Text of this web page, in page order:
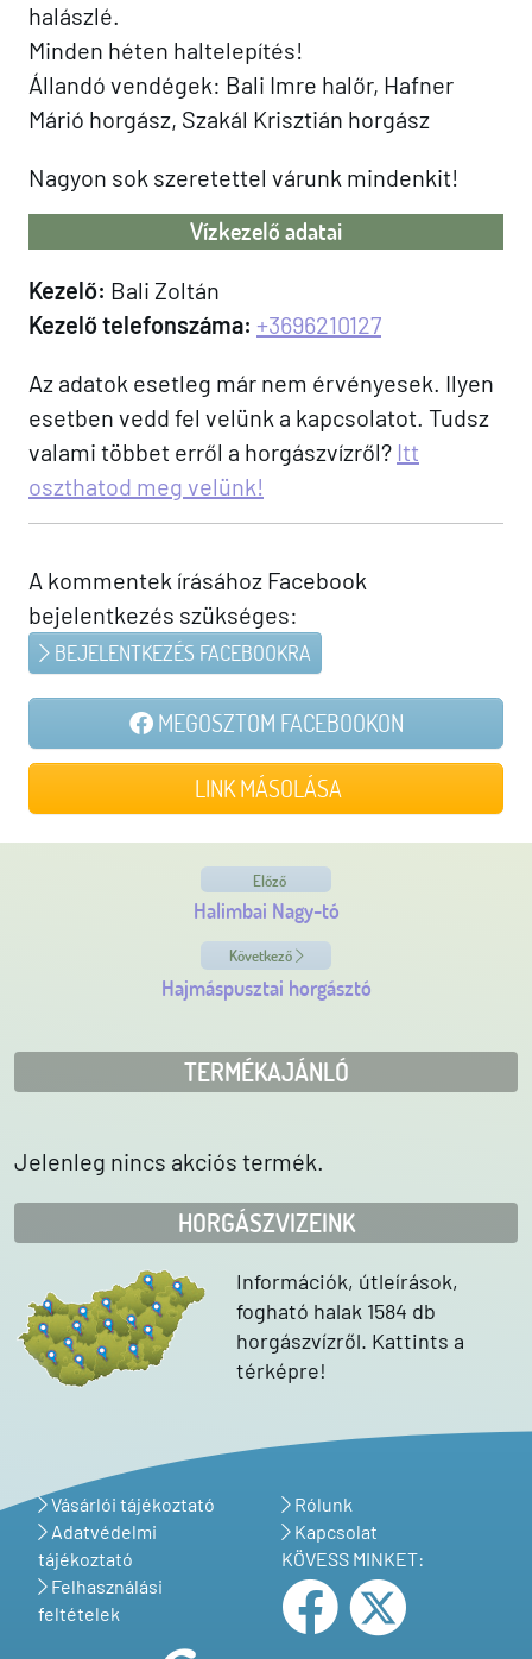
halászlé.
Minden héten haltelepítés!
Állandó vendégek: Bali Imre halőr, Hafner
Márió horgász, Szakál Krisztián horgász
Nagyon sok szeretettel várunk mindenkit!
Vízkezelő adatai
Kezelő: Bali Zoltán
Kezelő telefonszáma: +3696210127
Az adatok esetleg már nem érvényesek. Ilyen
esetben vedd fel velünk a kapcsolatot. Tudsz
valami többet erről a horgászvízről? Itt
oszthatod meg velünk!
A kommentek írásához Facebook
bejelentkezés szükséges:
BEJELENTKEZÉS FACEBOOKRA
MEGOSZTOM FACEBOOKON
LINK MÁSOLÁSA
Előző
Halimbai Nagy-tó
Következő
Hajmáspusztai horgásztó
TERMÉKAJÁNLÓ
Jelenleg nincs akciós termék.
HORGÁSZVIZEINK
Információk, útleírások,
fogható halak 1584 db
horgászvízről. Kattints a
térképre!
Vásárlói tájékoztató
Adatvédelmi
tájékoztató
Felhasználási
feltételek
Rólunk
Kapcsolat
KÖVESS MINKET: